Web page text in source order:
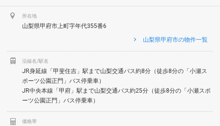
所在地
山梨県甲府市上町字年代355番6
山梨県甲府市の物件一覧
沿線名/駅名
JR身延線「甲斐住吉」駅まで山梨交通バス約8分（徒歩8分の「小瀬ス
ポーツ公園正門」バス停乗車）
JR中央本線「甲府」駅まで山梨交通バス約25分（徒歩8分の「小瀬スポ
ーツ公園正門」バス停乗車）
価格帯